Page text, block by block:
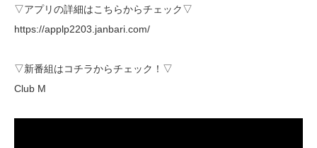
▽アプリの詳細はこちらからチェック▽
https://applp2203.janbari.com/
▽新番組はコチラからチェック！▽
Club M